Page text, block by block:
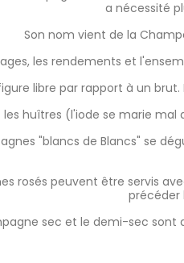
a nécessité
Son nom vient de la
les rendements et
libre par rapport à un
huîtres (l'iode se marie
"blancs de Blancs" se
rosés peuvent être servis
précéder
sec et le demi-sec